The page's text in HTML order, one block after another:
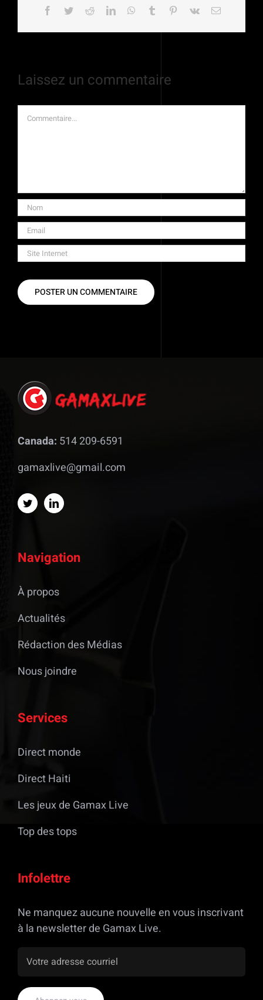
Facebook
TwitterRedditLinkedInWhatsApp
Tumblr Pinterest
Vk Email
Laissez un commentaire
Commentaire
Canada: 514 209-6591
gamaxlive@gmail.com
Navigation
À propos
Actualités
Rédaction des Médias
Nous joindre
Services
Direct monde
Direct Haiti
Les jeux de Gamax Live
Top des tops
Infolettre
Ne manquez aucune nouvelle en vous inscrivant
à la newsletter de Gamax Live.